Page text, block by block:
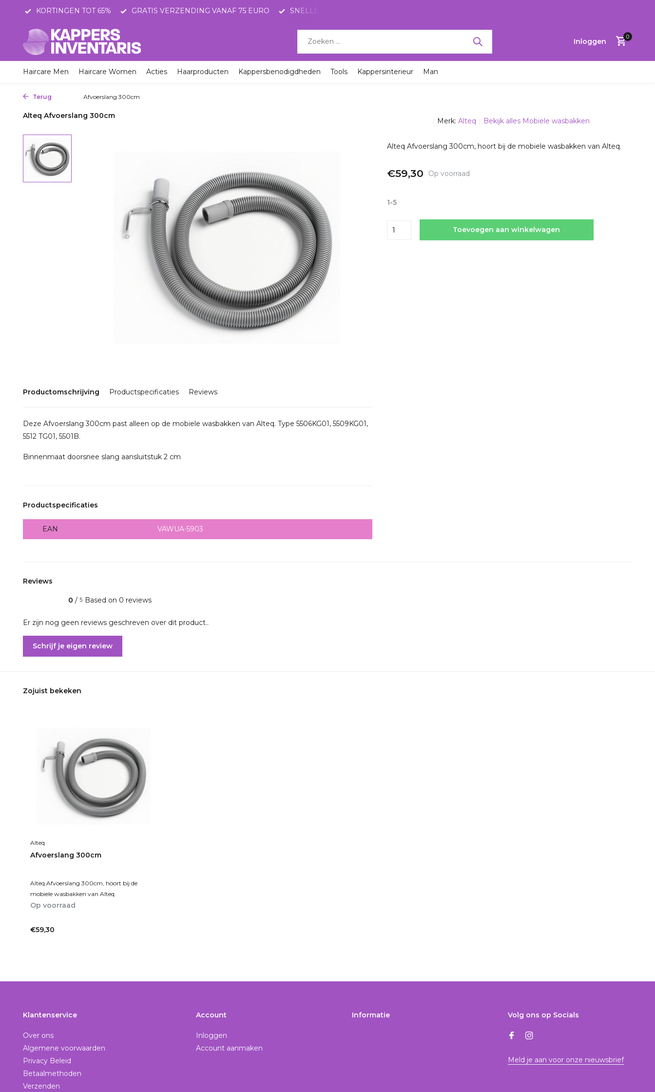
KORTINGEN TOT 65% GRATIS VERZENDING VANAF 75 EURO SNELLE LEVERING MET POSTNL
Inloggen
0
Haircare Men Haircare Women Acties Haarproducten Kappersbenodigdheden Tools Kappersinterieur Man
Terug Afvoerslang 300cm
Alteq Afvoerslang 300cm
Productomschrijving Productspecificaties Reviews
Deze Afvoerslang 300cm past alleen op de mobiele wasbakken van Alteq. Type 5506KG01, 5509KG01,
5512 TG01, 5501B.
Binnenmaat doorsnee slang aansluitstuk 2 cm
Productspecificaties
EAN VAWUA-5903
Merk: Alteq Bekijk alles Mobiele wasbakken
Alteq Afvoerslang 300cm, hoort bij de mobiele wasbakken van Alteq.
€59,30 Op voorraad
1-5
Toevoegen aan winkelwagen
Reviews
0 / 5 Based on 0 reviews
Er zijn nog geen reviews geschreven over dit product..
Schrijf je eigen review
Zojuist bekeken
Alteq
Afvoerslang 300cm
Alteq Afvoerslang 300cm, hoort bij de
mobiele wasbakken van Alteq.
Op voorraad
€59,30
Klantenservice
Over ons
Algemene voorwaarden
Privacy Beleid
Betaalmethoden
Verzenden
Account
Inloggen
Account aanmaken
Informatie Volg ons op Socials
Meld je aan voor onze nieuwsbrief